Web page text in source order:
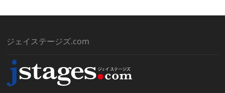
ジェイステージズ.com